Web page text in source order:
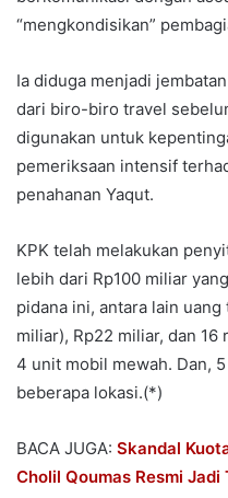
“mengkondisikan”
Ia diduga menjadi
dari biro-biro travel
digunakan untuk
pemeriksaan intensif
penahanan Yaqut.
KPK telah melakukan
lebih dari Rp100 miliar
pidana ini, antara lain
miliar), Rp22 miliar, dan
4 unit mobil mewah. Dan,
beberapa lokasi.(*)
BACA JUGA: Skandal
Cholil Qoumas Resmi Jadi